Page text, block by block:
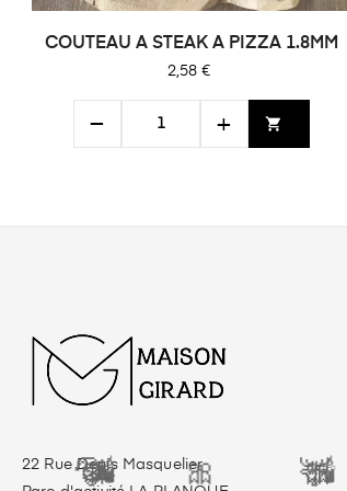
COUTEAU A STEAK A PIZZA 1.8MM
Prix
2,58 €
− + shopping_cart
22 Rue Denis Masquelier
🎅 🎀
🎁
🎄 🦌
🕯️
🦌